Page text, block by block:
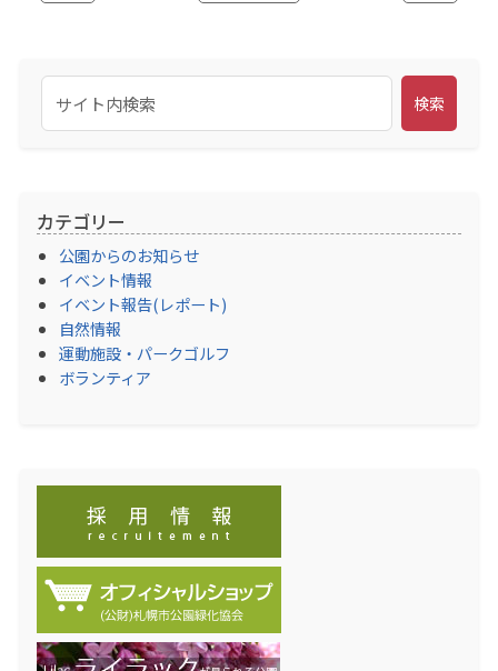
検索
カテゴリー
公園からのお知らせ
イベント情報
イベント報告(レポート)
自然情報
運動施設・パークゴルフ
ボランティア